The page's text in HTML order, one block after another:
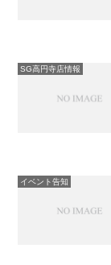
SG高円寺店情報
イベント告知